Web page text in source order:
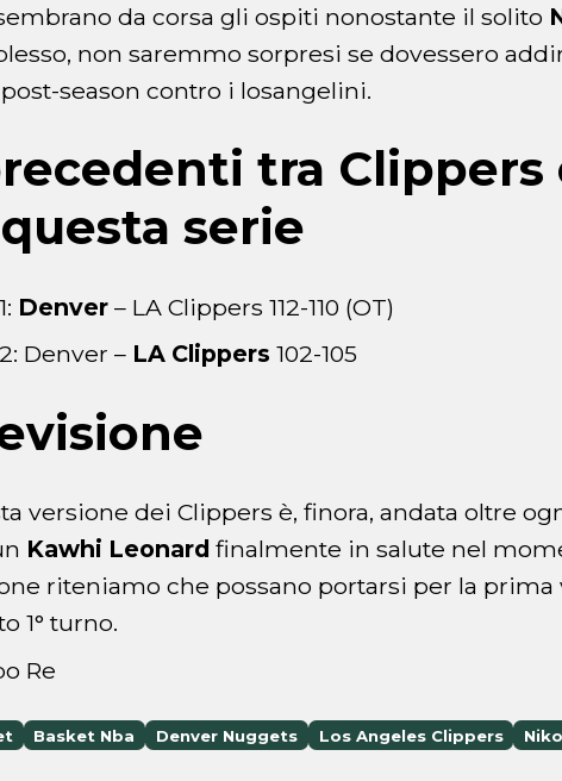
da corsa gli ospiti nonostante il solito
non saremmo sorpresi se dovessero
season contro i losangelini.
tra Clippers
serie
Denver – LA Clippers 112-110 (OT)
Denver – LA Clippers 102-105
versione dei Clippers è, finora, andata oltre
Kawhi Leonard finalmente in salute nel
riteniamo che possano portarsi per la prima
1° turno.
Re
Basket Nba Denver Nuggets Los Angeles Clippers